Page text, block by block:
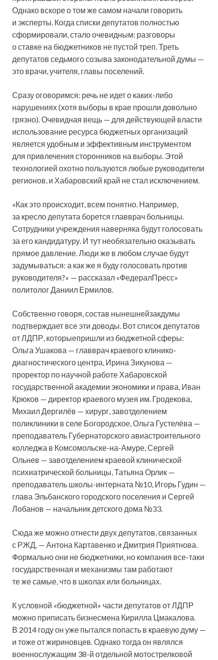
Однако вскоре о том же самом начали говорить
и эксперты. Когда списки депутатов полностью
сформировали, стало очевидным: разговоры
о ставке на бюджетников не пустой треп. Треть
депутатов седьмого созыва законодательной думы —
это врачи, учителя, главы поселений.
Сразу оговоримся: речь не идет о каких-либо
нарушениях (хотя выборы в крае прошли довольно
грязно). Очевидная вещь — для действующей власти
использование ресурса бюджетных организаций
является удобным и эффективным инструментом
для привлечения сторонников на выборы. Этой
технологией охотно пользуются любые руководители
регионов, и Хабаровский край не стал исключением.
«Как это происходит, всем понятно. Например,
за кресло депутата борется главврач больницы.
Сотрудники учреждения наверняка будут голосовать
за его кандидатуру. И тут необязательно оказывать
прямое давление. Люди же в любом случае будут
задумываться: а как же я буду голосовать против
руководителя?» — рассказал «ФедералПресс»
политолог Даниил Ермилов.
Собственно говоря, состав нынешнейзакдумы
подтверждает все эти доводы. Вот список депутатов
от ЛДПР, которыепришли из бюджетной сферы:
Ольга Ушакова — главврач краевого клинико-
диагностического центра, Ирина Зикунова —
проректор по научной работе Хабаровской
государственной академии экономики и права, Иван
Крюков — директор краевого музея им. Гродекова,
Михаил Дергилёв — хирург, завотделением
поликлиники в селе Богородское, Ольга Густелёва —
преподаватель Губернаторского авиастроительного
колледжа в Комсомольске-на-Амуре, Сергей
Ольнев — завотделением краевой клинической
психиатрической больницы, Татьяна Орлик —
преподаватель школы-интерната №10, Игорь Гудин —
глава Эльбанского городского поселения и Сергей
Лобанов — начальник детского дома №33.
Сюда же можно отнести двух депутатов, связанных
с РЖД, — Антона Картавенко и Дмитрия Приятнова.
Формально они не бюджетники, но компания все-таки
государственная и механизмы там работают
те же самые, что в школах или больницах.
К условной «бюджетной» части депутатов от ЛДПР
можно приписать бизнесмена Кирилла Цмакалова.
В 2014 году он уже пытался попасть в краевую думу —
и тоже от жириновцев. Однако тогда он являлся
военнослужащим 38-й отдельной мотострелковой